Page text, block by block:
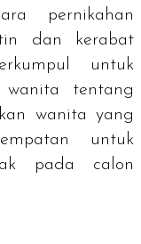
pernikahan
dan kerabat
untuk
wanita tentang
wanita yang
untuk
pada calon